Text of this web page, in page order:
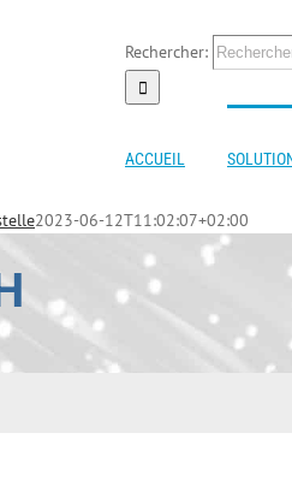
Rechercher:
ACCUEIL
2023-06-12T11:02:07+02:00